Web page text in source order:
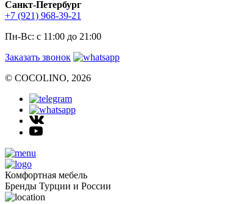
Санкт-Петербург
+7 (921) 968-39-21
Пн-Вс: c 11:00 до 21:00
Заказать звонок
© COCOLINO, 2026
Комфортная мебель
Бренды Турции и России